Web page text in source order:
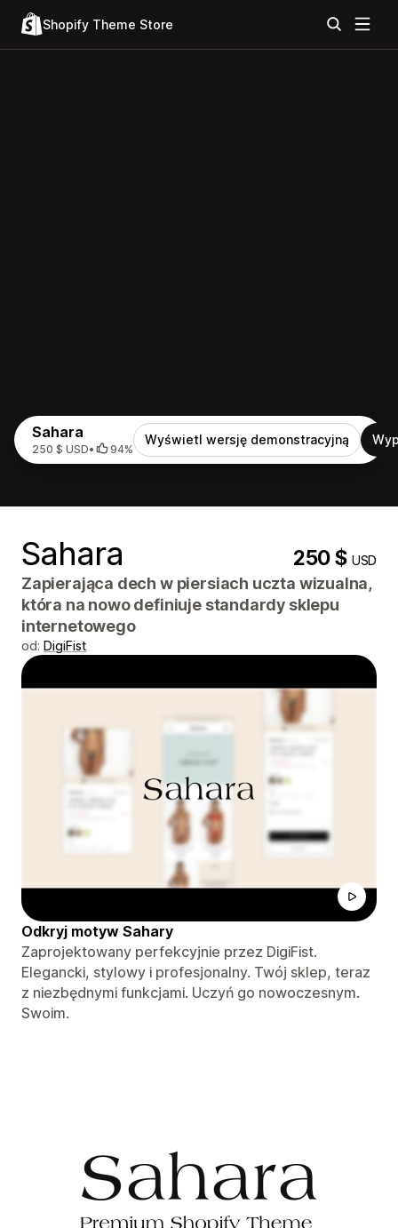
Shopify Theme Store
Sahara
250 $ USD• 94%
Wyświetl wersję demonstracyjną
Sahara 250 $USD
Zapierająca dech w piersiach uczta wizualna,
która na nowo definiuje standardy sklepu
internetowego
od: DigiFist
Odkryj motyw Sahary
Zaprojektowany perfekcyjnie przez DigiFist.
Elegancki, stylowy i profesjonalny. Twój sklep, teraz
z niezbędnymi funkcjami. Uczyń go nowoczesnym.
Swoim.